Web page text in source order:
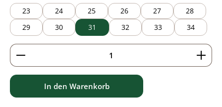
23 24 25 26 27
28
29
30 31 32 33 34
Produkt Anzahl: Gib den gewünschten Wert ein
In den Warenkorb